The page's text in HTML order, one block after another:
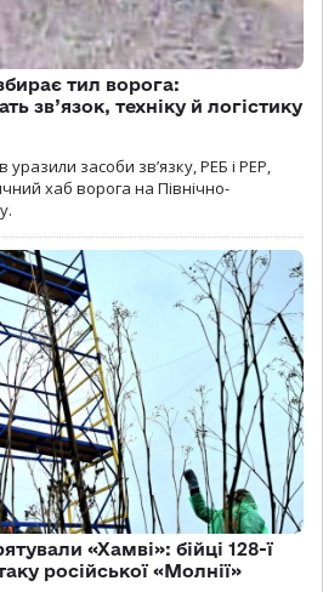
тил ворога:
зв’язок, техніку й логістику
засоби зв’язку, РЕБ і РЕР,
хаб ворога на Північно-
«Хамві»: бійці 128-ї
російської «Молнії»